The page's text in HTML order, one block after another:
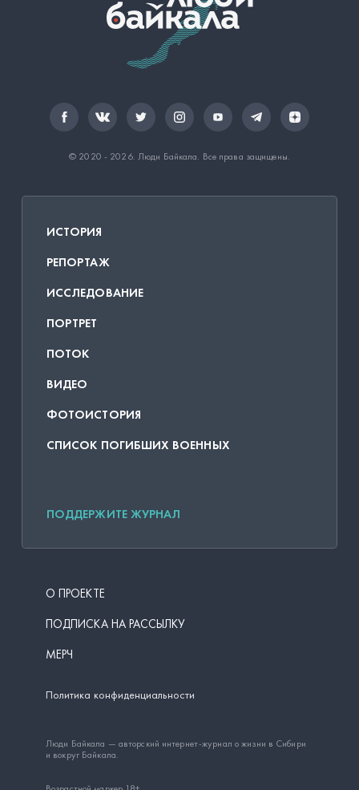
© 2020 - 2026. Люди Байкала. Все права защищены.
ИСТОРИЯ
РЕПОРТАЖ
ИССЛЕДОВАНИЕ
ПОРТРЕТ
ПОТОК
ВИДЕО
ФОТОИСТОРИЯ
СПИСОК ПОГИБШИХ ВОЕННЫХ
ПОДДЕРЖИТЕ ЖУРНАЛ
О ПРОЕКТЕ
ПОДПИСКА НА РАССЫЛКУ
МЕРЧ
Политика конфиденциальности
Люди Байкала — авторский интернет-журнал о жизни в Сибири
и вокруг Байкала.